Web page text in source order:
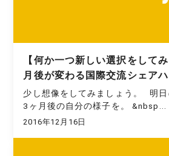
【何か一つ新しい選択をして
月後が変わる国際交流シェア
少し想像をしてみましょう。 明日
3ヶ月後の自分の様子を。 &nbsp...
2016年12月16日